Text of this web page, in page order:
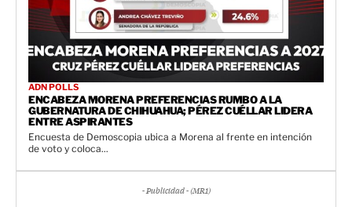
ADN POLLS
ENCABEZA MORENA PREFERENCIAS RUMBO A LA
GUBERNATURA DE CHIHUAHUA; PÉREZ CUÉLLAR LIDERA
ENTRE ASPIRANTES
Encuesta de Demoscopia ubica a Morena al frente en intención
de voto y coloca...
- Publicidad - (MR1)